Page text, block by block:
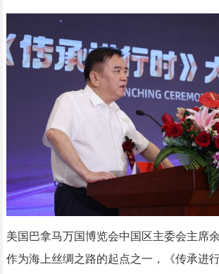
美国巴拿马万国博览会中国区主委会主席
作为海上丝绸之路的起点之一，《传承进